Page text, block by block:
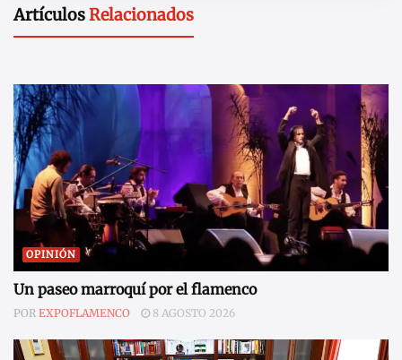
ArtículosRelacionados
OPINIÓN
Un paseo marroquí por el flamenco
POR EXPOFLAMENCO 8 AGOSTO 2026